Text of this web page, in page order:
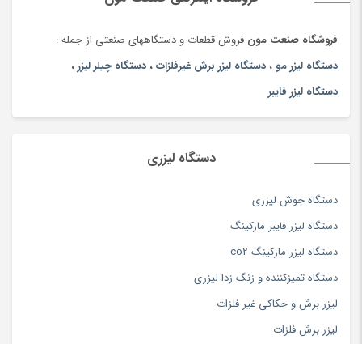
فروشگاه صنعت مون فروش قطعات و دستگاههای صنعتی از جمله :
دستگاه لیزر مو ، دستگاه لیزر برش غیرفلزات، دستگاه چیلر لیزر،
دستگاه لیزر فایبر
دستگاه لیزری
دستگاه جوش لیزری
دستگاه لیزر فایبر مارکینگ
دستگاه لیزر مارکینگ co2
دستگاه تمیزکننده و زنگ زدا لیزری
لیزر برش و حکاکی غیر فلزات
لیزر برش فلزات
فیبر نوری در اثر پارگی این مساله یک نکته منفی برای کار با این دستگاه
لیزر فلزات به حساب می اید.